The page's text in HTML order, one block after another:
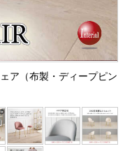
ア（布製・ディープピン